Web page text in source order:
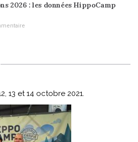
2026 : les données HippoCamp
13 et 14 octobre 2021.